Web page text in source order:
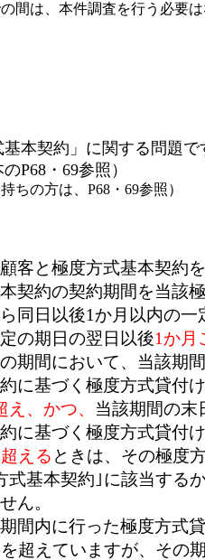
間は、本件調査を行う必要は
本契約」に関する問題で
P68・69参照）
ちの方は、P68・69参照）
客と極度方式基本契約
契約の契約期間を当該
同日以後1か月以内の一
の期日の翌日以後1か月
期間において、当該期
に基づく極度方式貸付け
え、かつ、 当該期間の末
に基づく極度方式貸付け
える ときは、その極度
式基本契約｣に該当する
ん。
間内に行った極度方式
超えていますが、その